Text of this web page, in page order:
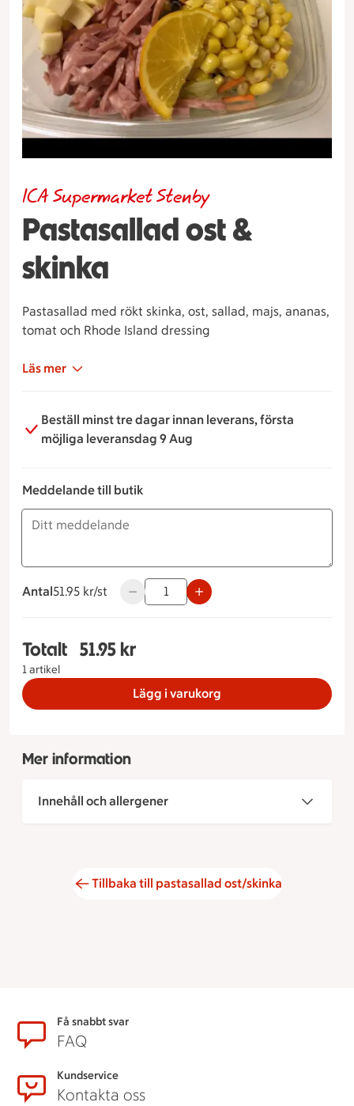
Pastasallad ost &
skinka
ICA Supermarket Stenby
Pastasallad med rökt skinka, ost, sallad, majs, ananas,
tomat och Rhode Island dressing
Läs mer
Beställ minst tre dagar innan leverans, första
möjliga leveransdag 9 Aug
Meddelande till butik
Antal
51.95 kronor styck
51.95 kr/st Använd knapparna för att minska eller
Totalt
1 artikel
Totalt 1 stycken Pastasallad ost & skinka, 51.95
51.95 kr
Lägg i varukorg
Mer information
Innehåll och allergener
Tillbaka till pastasallad ost/skinka
SidfotFå snabbt svar
FAQ
Kundservice
Kontakta oss